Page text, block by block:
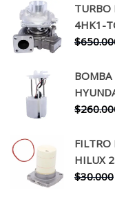
TURBO
4HK1-
$
BOMBA
$
FILTRO
HILUX
$30.000